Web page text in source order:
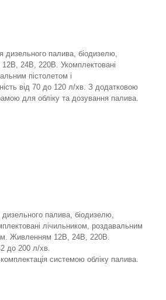
дизельного палива, біодизелю,
24В, 220В. Укомплектовані
пістолетом і
від 70 до 120 л/хв. З додатковою
для обліку та дозування палива.
палива, біодизелю,
лічильником, роздавальним
Живленням 12В, 24В, 220В.
до 200 л/хв.
системою обліку палива.